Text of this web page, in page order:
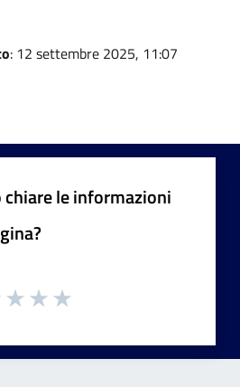
: 12 settembre 2025, 11:07
chiare le informazioni